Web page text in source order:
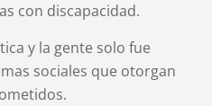
con discapacidad.
y la gente solo fue
sociales que otorgan